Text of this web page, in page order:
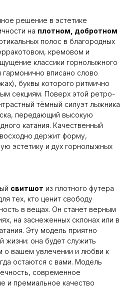
решение в эстетике
на плотном, добротном
полос в благородных
кремовом и
классики горнолыжного
гармонично вписано слово
буквы которого ритмично
секциям. Поверх этой ретро-
тёмный силуэт лыжника
передающий высокую
катания. Качественный
держит форму,
эстетику и дух горнолыжных
свитшот из плотного футера
тех, кто ценит свободу
в вещах. Он станет верным
на заснеженных склонах или в
Эту модель приятно
жизни: она будет служить
о вашем увлечении и любви к
остаются с вами. Модель
современное
и премиальное качество